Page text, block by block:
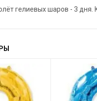
гелиевых шаров - 3